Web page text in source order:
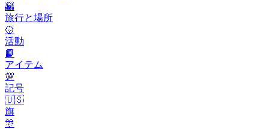
🌇
旅行と場所
🥎
活動
📙
アイテム
💯
記号
🇺🇸
旗
🎊